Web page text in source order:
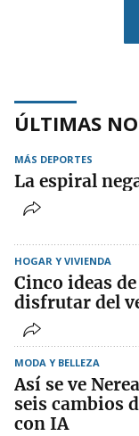
ÚLTIMAS
MÁS DEPORTES
La espiral
HOGAR Y VIVIENDA
Cinco ideas
disfrutar del
MODA Y BELLEZA
Así se ve
seis cambios
con IA